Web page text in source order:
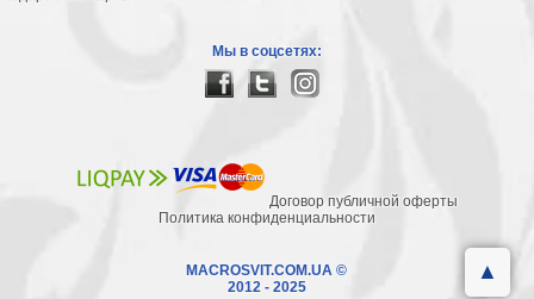
Мы в соцсетях:
Договор публичной оферты
Политика конфиденциальности
MACROSVIT.COM.UA ©
2012 - 2025
▲